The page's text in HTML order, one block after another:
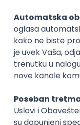
DevOps
GET - Global
3.4
Beograd | Hibrid
Linux Python
Intermediate